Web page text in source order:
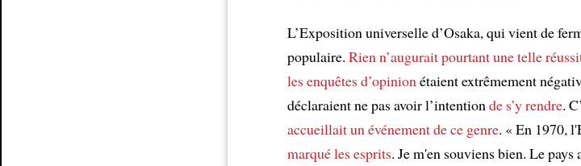
L’Exposition universelle d’Osaka, qui vient de
populaire. Rien n’augurait pourtantune telle
les enquêtes d’opinion étaient extrêmement
déclaraient ne pas avoir l’intention de s’y rendre.
accueillaitun événement de ce genre. « En 1970,
marqué les esprits. Je m'en souviens bien. Le